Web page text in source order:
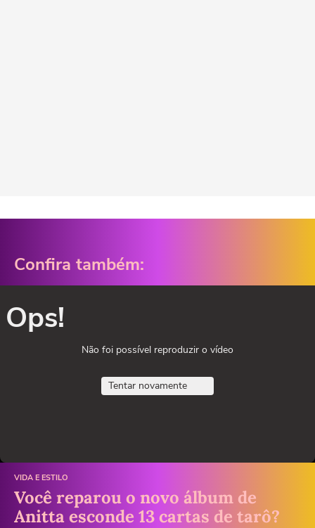
Confira também:
Ops!
Não foi possível reproduzir o vídeo
Tentar novamente
VIDA E ESTILO
Você reparou o novo álbum de
Anitta esconde 13 cartas de tarô?